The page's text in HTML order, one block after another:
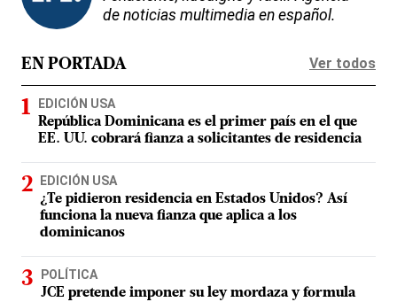
de noticias multimedia en español.
EN PORTADA Ver todos
EDICIÓN USA
República Dominicana es el primer país en el que
EE. UU. cobrará fianza a solicitantes de residencia
EDICIÓN USA
¿Te pidieron residencia en Estados Unidos? Así
funciona la nueva fianza que aplica a los
dominicanos
POLÍTICA
JCE pretende imponer su ley mordaza y formula